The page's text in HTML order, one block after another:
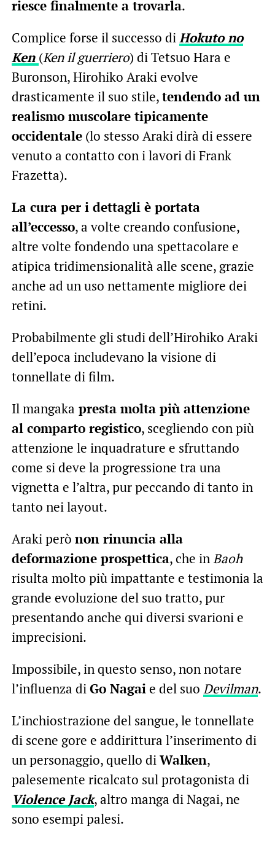
riesce finalmente a trovarla.
Complice forse il successo diHokuto no
Ken (Ken il guerriero) di Tetsuo Hara e
Buronson, Hirohiko Araki evolve
drasticamente il suo stile,tendendo ad un
realismo muscolare tipicamente
occidentale(lo stesso Araki dirà di essere
venuto a contatto con i lavori di Frank
Frazetta).
La cura per i dettagli è portata
all’eccesso, a volte creando confusione,
altre volte fondendo una spettacolare e
atipica tridimensionalità alle scene, grazie
anche ad un uso nettamente migliore dei
retini.
Probabilmente gli studi dell’Hirohiko Araki
dell’epoca includevano la visione di
tonnellate di film.
Il mangaka presta molta più attenzione
al comparto registico, scegliendo con più
attenzione le inquadrature e sfruttando
come si deve la progressione tra una
vignetta e l’altra, pur peccando di tanto in
tanto nei layout.
Araki però non rinuncia alla
deformazione prospettica, che inBaoh
risulta molto più impattante e testimonia la
grande evoluzione del suo tratto, pur
presentando anche qui diversi svarioni e
imprecisioni.
Impossibile, in questo senso, non notare
l’influenza diGo Nagaie del suo Devilman.
L’inchiostrazione del sangue, le tonnellate
di scene gore e addirittura l’inserimento di
un personaggio, quello diWalken,
palesemente ricalcato sul protagonista di
Violence Jack, altro manga di Nagai, ne
sono esempi palesi.